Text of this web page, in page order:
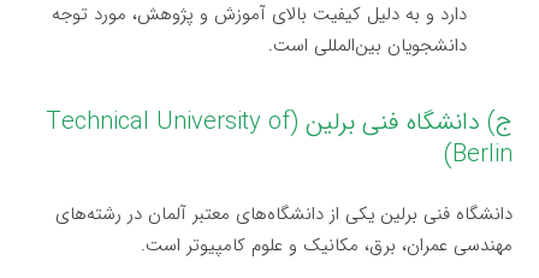
دارد و به دلیل کیفیت بالای آموزش و پژوهش، مورد توجه
دانشجویان بین‌المللی است.
ج) دانشگاه فنی برلین (Technical University of
Berlin)
دانشگاه فنی برلین یکی از دانشگاه‌های معتبر آلمان در رشته‌های
مهندسی عمران، برق، مکانیک و علوم کامپیوتر است.